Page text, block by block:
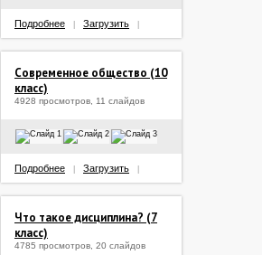
Подробнее Загрузить
Современное общество (10
класс)
4928 просмотров, 11 слайдов
Подробнее Загрузить
Что такое дисциплина? (7
класс)
4785 просмотров, 20 слайдов